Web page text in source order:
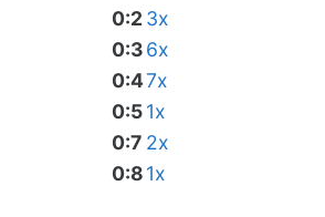
0:23x
0:36x
0:47x
0:51x
0:7 2x
0:81x